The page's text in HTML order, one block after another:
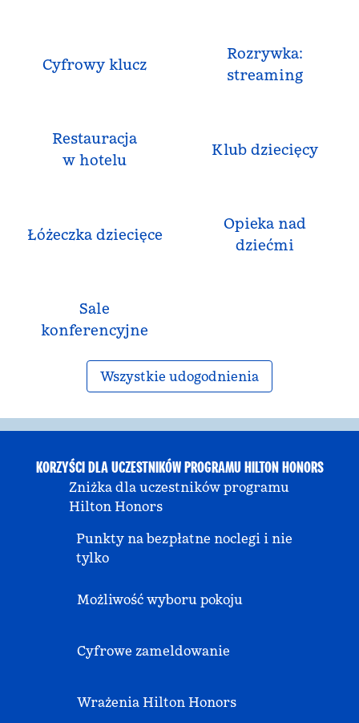
Cyfrowy klucz
Rozrywka:
streaming
Restauracja
w hotelu
Klub dziecięcy
Łóżeczka dziecięce
Opieka nad
dziećmi
Sale
konferencyjne
Wszystkie udogodnienia
KORZYŚCI DLA UCZESTNIKÓW PROGRAMU HILTON HONORS
Zniżka dla uczestników programu
Hilton Honors
Punkty na bezpłatne noclegi i nie
tylko
Możliwość wyboru pokoju
Cyfrowe zameldowanie
Wrażenia Hilton Honors